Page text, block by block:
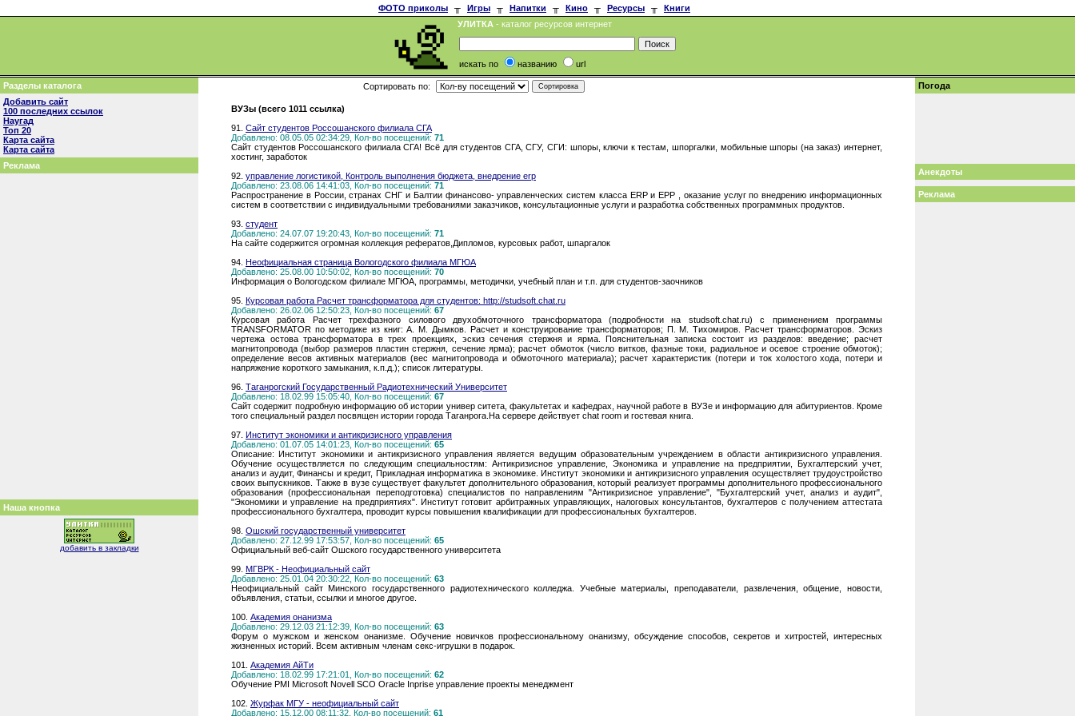
ФОТО приколы ╥ Игры ╥ Напитки ╥ Кино ╥ Ресурсы ╥
Книги
УЛИТКА - каталог ресурсов интернет
искать по названию url
Разделы каталога
Добавить сайт
100 последних ссылок
Наугад
Топ 20
Карта сайта
Карта сайта
Реклама
Наша кнопка
добавить в закладки
Сортировать по:
ВУЗы (всего 1011 ссылка)
91. Сайт студентов Россошанского филиала СГА
Добавлено: 08.05.05 02:34:29, Кол-во посещений: 71
Сайт студентов Россошанского филиала СГА! Всё для студентов СГА, СГУ, СГИ: шпоры, ключи к тестам, шпоргалки, мобильные шпоры (на заказ) интернет,
хостинг, заработок
92. управление логистикой, Контроль выполнения бюджета, внедрение erp
Добавлено: 23.08.06 14:41:03, Кол-во посещений: 71
Распространение в России, странах СНГ и Балтии финансово- управленческих систем класса ERP и EPP , оказание услуг по внедрению информационных
систем в соответствии с индивидуальными требованиями заказчиков, консультационные услуги и разработка собственных программных продуктов.
93. студент
Добавлено: 24.07.07 19:20:43, Кол-во посещений: 71
На сайте содержится огромная коллекция рефератов,Дипломов, курсовых работ, шпаргалок
94. Неофициальная страница Вологодского филиала МГЮА
Добавлено: 25.08.00 10:50:02, Кол-во посещений: 70
Информация о Вологодском филиале МГЮА, программы, методички, учебный план и т.п. для студентов-заочников
95. Курсовая работа Расчет трансформатора для студентов: http://studsoft.chat.ru
Добавлено: 26.02.06 12:50:23, Кол-во посещений: 67
Курсовая работа Расчет трехфазного силового двухобмоточного трансформатора (подробности на studsoft.chat.ru) с применением программы
TRANSFORMATOR по методике из книг: А. М. Дымков. Расчет и конструирование трансформаторов; П. М. Тихомиров. Расчет трансформаторов. Эскиз
чертежа остова трансформатора в трех проекциях, эскиз сечения стержня и ярма. Пояснительная записка состоит из разделов: введение; расчет
магнитопровода (выбор размеров пластин стержня, сечение ярма); расчет обмоток (число витков, фазные токи, радиальное и осевое строение обмоток);
определение весов активных материалов (вес магнитопровода и обмоточного материала); расчет характеристик (потери и ток холостого хода, потери и
напряжение короткого замыкания, к.п.д.); список литературы.
96. Таганрогский Государственный Радиотехнический Университет
Добавлено: 18.02.99 15:05:40, Кол-во посещений: 67
Сайт содержит подробную информацию об истории универ ситета, факультетах и кафедрах, научной работе в ВУЗе и информацию для абитуриентов. Кроме
того специальный раздел посвящен истории города Таганрога.На сервере действует chat room и гостевая книга.
97. Институт экономики и антикризисного управления
Добавлено: 01.07.05 14:01:23, Кол-во посещений: 65
Описание: Институт экономики и антикризисного управления является ведущим образовательным учреждением в области антикризисного управления.
Обучение осуществляется по следующим специальностям: Антикризисное управление, Экономика и управление на предприятии, Бухгалтерский учет,
анализ и аудит, Финансы и кредит, Прикладная информатика в экономике. Институт экономики и антикризисного управления осуществляет трудоустройство
своих выпускников. Также в вузе существует факультет дополнительного образования, который реализует программы дополнительного профессионального
образования (профессиональная переподготовка) специалистов по направлениям "Антикризисное управление", "Бухгалтерский учет, анализ и аудит",
"Экономики и управление на предприятиях". Институт готовит арбитражных управляющих, налоговых консультантов, бухгалтеров с получением аттестата
профессионального бухгалтера, проводит курсы повышения квалификации для профессиональных бухгалтеров.
98. Ошский государственный университет
Добавлено: 27.12.99 17:53:57, Кол-во посещений: 65
Официальный веб-сайт Ошского государственного университета
99. МГВРК - Неофициальный сайт
Добавлено: 25.01.04 20:30:22, Кол-во посещений: 63
Неофициальный сайт Минского государственного радиотехнического колледжа. Учебные материалы, преподаватели, развлечения, общение, новости,
объявления, статьи, ссылки и многое другое.
100. Академия онанизма
Добавлено: 29.12.03 21:12:39, Кол-во посещений: 63
Форум о мужском и женском онанизме. Обучение новичков профессиональному онанизму, обсуждение способов, секретов и хитростей, интересных
жизненных историй. Всем активным членам секс-игрушки в подарок.
101. Академия АйТи
Добавлено: 18.02.99 17:21:01, Кол-во посещений: 62
Обучение PMI Microsoft Novell SCO Oracle Inprise управление проекты менеджмент
102. Журфак МГУ - неофициальный сайт
Добавлено: 15.12.00 08:11:32, Кол-во посещений: 61
Погода
Анекдоты
Реклама